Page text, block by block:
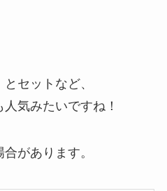
セットなど、
気みたいですね！
があります。